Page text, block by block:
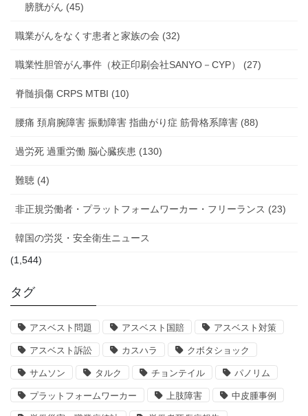
膀胱がん (45)
職業がんをなくす患者と家族の会 (32)
職業性胆管がん事件（校正印刷会社SANYO－CYP） (27)
脊髄損傷 CRPS MTBI (10)
腰痛 頚肩腕障害 振動障害 指曲がり症 筋骨格系障害 (88)
過労死 過重労働 脳心臓疾患 (130)
難聴 (4)
非正規労働者・プラットフォームワーカー・フリーランス (23)
韓国の労災・安全衛生ニュース
(1,544)
タグ
アスベスト問題 アスベスト国賠 アスベスト対策
アスベスト訴訟 カスハラ クボタショック
サムソン タルク チョンテイル パノリム
プラットフォームワーカー 上肢障害 中皮腫事例